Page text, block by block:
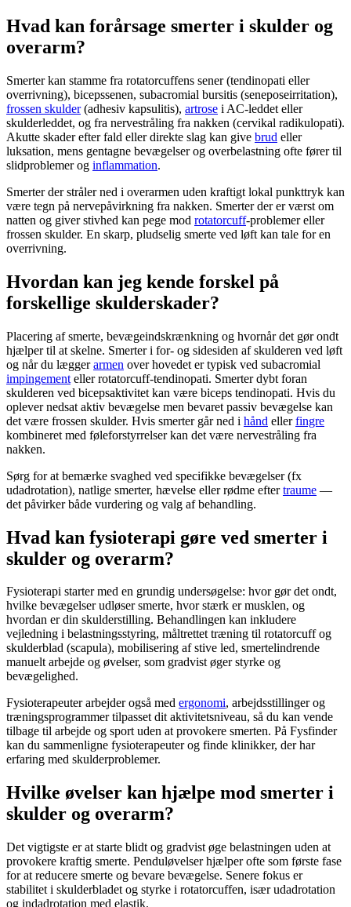
Hvad kan forårsage smerter i skulder og
overarm?
Smerter kan stamme fra rotatorcuffens sener (tendinopati eller
overrivning), bicepssenen, subacromial bursitis (seneposeirritation),
frossen skulder(adhesiv kapsulitis), artrose i AC-leddet eller
skulderleddet, og fra nervestråling fra nakken (cervikal radikulopati).
Akutte skader efter fald eller direkte slag kan give brud eller
luksation, mens gentagne bevægelser og overbelastning ofte fører til
slidproblemer og inflammation.
Smerter der stråler ned i overarmen uden kraftigt lokal punkttryk kan
være tegn på nervepåvirkning fra nakken. Smerter der er værst om
natten og giver stivhed kan pege mod rotatorcuff-problemer eller
frossen skulder. En skarp, pludselig smerte ved løft kan tale for en
overrivning.
Hvordan kan jeg kende forskel på
forskellige skulderskader?
Placering af smerte, bevægeindskrænkning og hvornår det gør ondt
hjælper til at skelne. Smerter i for- og sidesiden afskulderen ved løft
og når du læggerarmen over hovedet er typisk ved subacromial
impingement ellerrotatorcuff-tendinopati. Smerter dybt foran
skulderen ved bicepsaktivitet kan være biceps tendinopati. Hvis du
oplever nedsat aktiv bevægelse men bevaret passiv bevægelse kan
det være frossen skulder. Hvis smerter går ned i hånd ellerfingre
kombineret med føleforstyrrelser kan det være nervestråling fra
nakken.
Sørg for at bemærke svaghed ved specifikke bevægelser (fx
udadrotation), natlige smerter, hævelse eller rødme eftertraume —
det påvirker både vurdering og valg af behandling.
Hvad kan fysioterapi gøre ved smerter i
skulder og overarm?
Fysioterapi starter med en grundig undersøgelse: hvor gør det ondt,
hvilke bevægelser udløser smerte, hvor stærk er musklen, og
hvordan er din skulderstilling. Behandlingen kan inkludere
vejledning i belastningsstyring, måltrettet træning til rotatorcuffog
skulderblad (scapula), mobilisering af stive led, smertelindrende
manuelt arbejde og øvelser, som gradvist øger styrke og
bevægelighed.
Fysioterapeuter arbejder også med ergonomi, arbejdsstillinger og
træningsprogrammer tilpasset dit aktivitetsniveau, så du kan vende
tilbage til arbejde og sport uden at provokere smerten. På Fysfinder
kan du sammenligne fysioterapeuter og finde klinikker, der har
erfaring med skulderproblemer.
Hvilke øvelser kan hjælpe mod smerter i
skulder og overarm?
Det vigtigste er at starte blidt og gradvist øge belastningen uden at
provokere kraftig smerte. Penduløvelser hjælper ofte som første fase
for at reducere smerte og bevare bevægelse. Senere fokus er
stabilitet i skulderbladet og styrke i rotatorcuffen, især udadrotation
og indadrotation med elastik.